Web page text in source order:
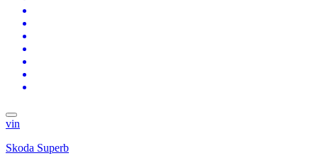
vin
Skoda Superb